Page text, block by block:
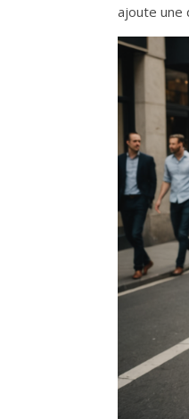
ajoute une